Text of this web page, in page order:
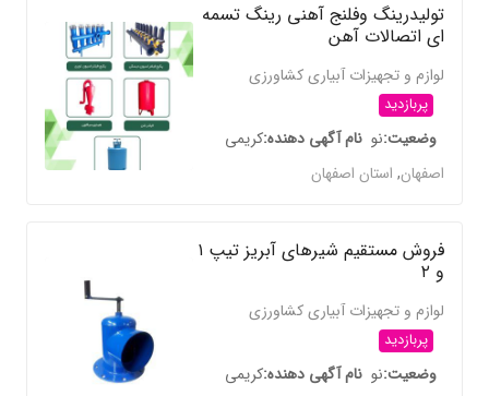
تولیدرینگ وفلنج آهنی رینگ تسمه
ای اتصالات آهن
لوازم و تجهیزات آبیاری کشاورزی
پربازدید
وضعیتنو نام آگهی دهندهکریمی
اصفهان,استان اصفهان
و ۲
لوازم و تجهیزات آبیاری کشاورزی
پربازدید
وضعیتنو نام آگهی دهندهکریمی